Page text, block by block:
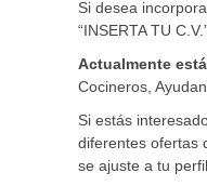
Si desea
“INSERTA TU
Actualmente
Cocineros,
Si estás
diferentes ofertas
se ajuste a tu